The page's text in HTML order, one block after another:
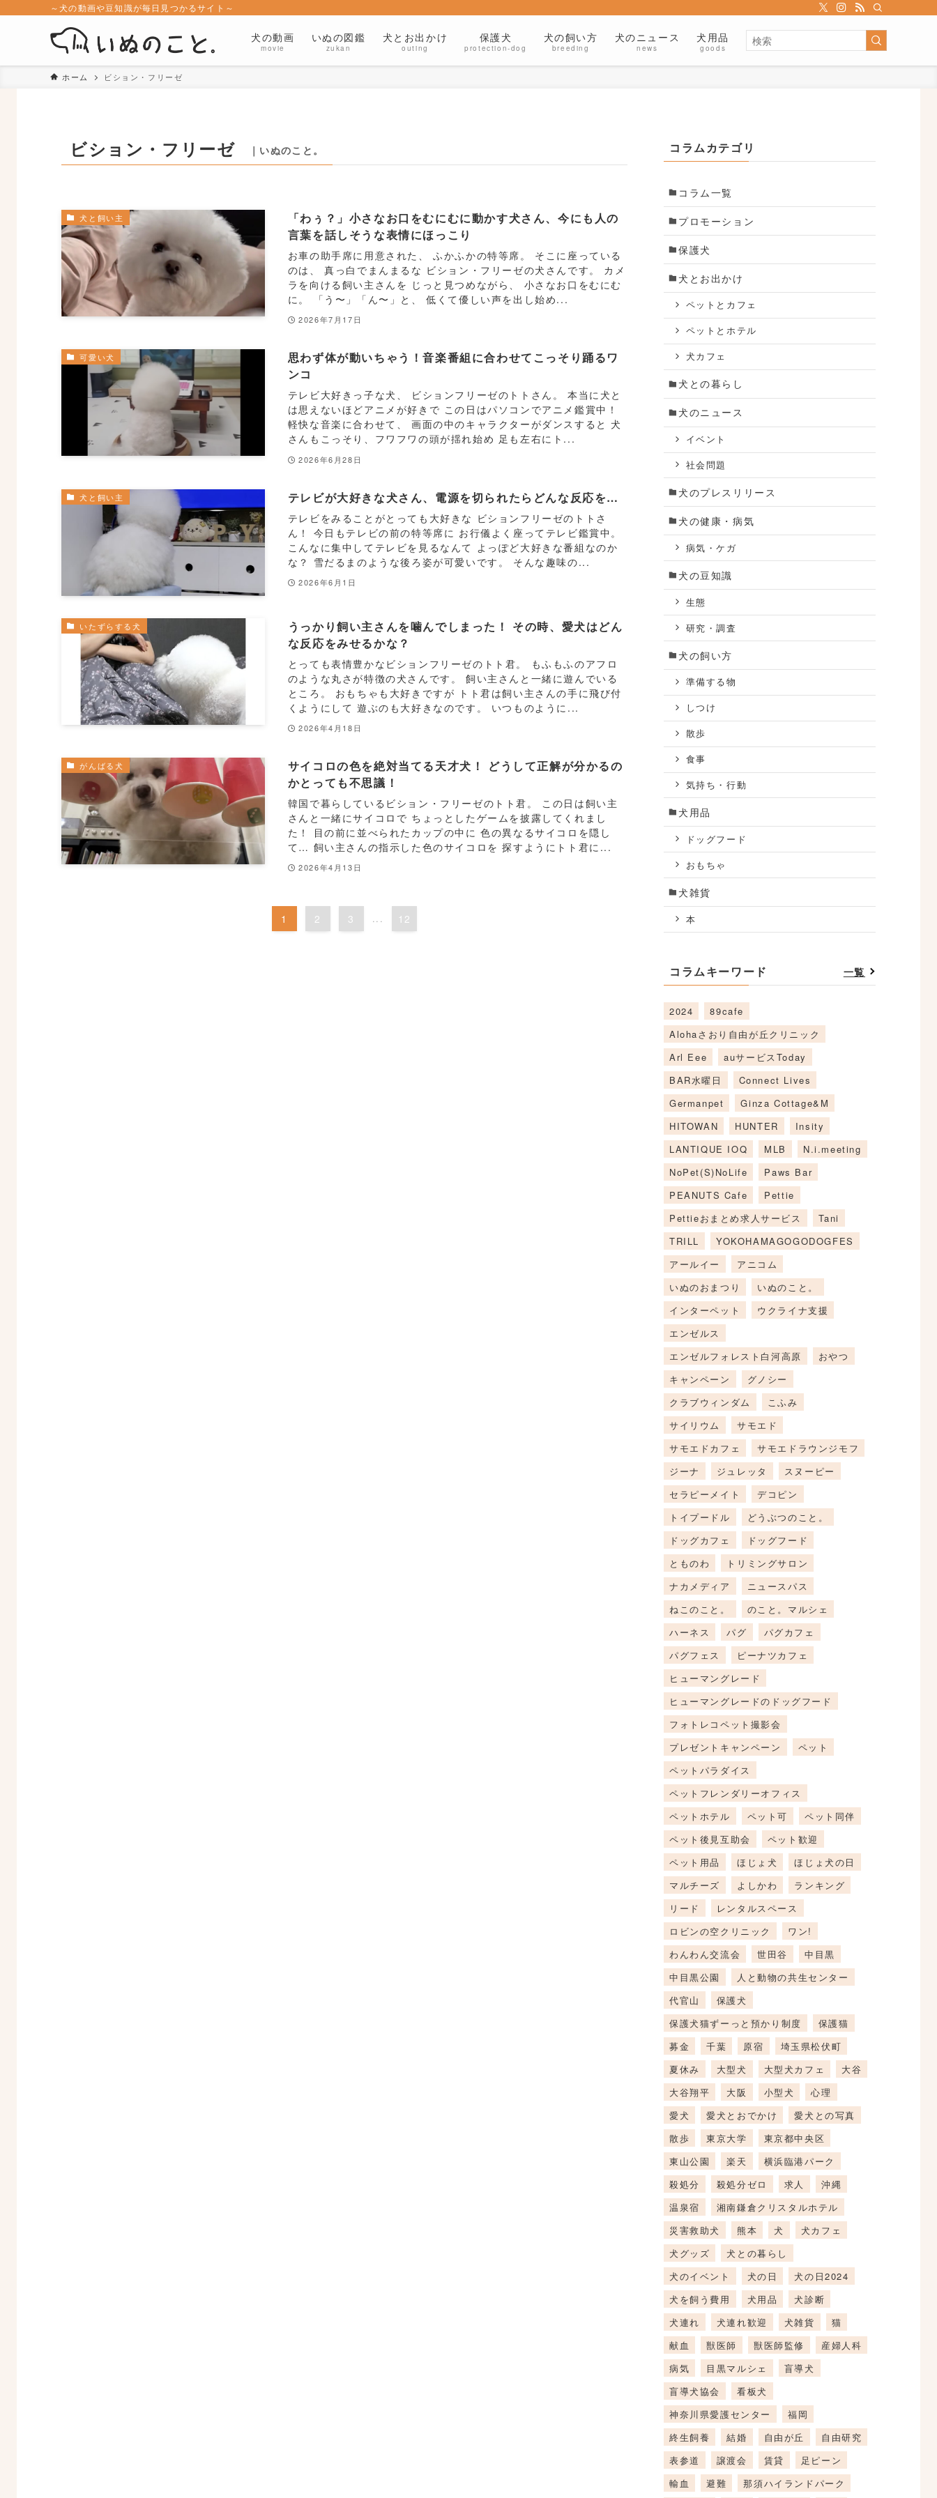
～犬の動画や豆知識が毎日見つかるサイト～
犬の動画
movie
いぬの図鑑
zukan
犬とお出かけ
outing
保護犬
protection-dog
犬の飼い方
breeding
犬のニュース
news
犬用品
goods
ホーム ビション・フリーゼ
ビション・フリーゼ ｜いぬのこと。
犬と飼い主
「わぅ？」小さなお口をむにむに動かす犬さん、今にも人の
言葉を話しそうな表情にほっこり
お車の助手席に用意された、 ふかふかの特等席。 そこに座っている
のは、 真っ白でまんまるな ビション・フリーゼの犬さんです。 カメ
ラを向ける飼い主さんを じっと見つめながら、 小さなお口をむにむ
に。 「う〜」「ん〜」と、 低くて優しい声を出し始め...
2026年7月17日
可愛い犬
思わず体が動いちゃう！音楽番組に合わせてこっそり踊るワ
ンコ
テレビ大好きっ子な犬、 ビションフリーゼのトトさん。 本当に犬と
は思えないほどアニメが好きで この日はパソコンでアニメ鑑賞中！
軽快な音楽に合わせて、 画面の中のキャラクターがダンスすると 犬
さんもこっそり、フワフワの頭が揺れ始め 足も左右にト...
2026年6月28日
犬と飼い主 テレビが大好きな犬さん、電源を切られたらどんな反応を…
テレビをみることがとっても大好きな ビションフリーゼのトトさ
ん！ 今日もテレビの前の特等席に お行儀よく座ってテレビ鑑賞中。
こんなに集中してテレビを見るなんて よっぽど大好きな番組なのか
な？ 雪だるまのような後ろ姿が可愛いです。 そんな趣味の...
2026年6月1日
いたずらする犬
うっかり飼い主さんを噛んでしまった！ その時、愛犬はどん
な反応をみせるかな？
とっても表情豊かなビションフリーゼのトト君。 もふもふのアフロ
のような丸さが特徴の犬さんです。 飼い主さんと一緒に遊んでいる
ところ。 おもちゃも大好きですが トト君は飼い主さんの手に飛び付
くようにして 遊ぶのも大好きなのです。 いつものように...
2026年4月18日
がんばる犬
サイコロの色を絶対当てる天才犬！ どうして正解が分かるの
かとっても不思議！
韓国で暮らしているビション・フリーゼのトト君。 この日は飼い主
さんと一緒にサイコロで ちょっとしたゲームを披露してくれまし
た！ 目の前に並べられたカップの中に 色の異なるサイコロを隠し
て… 飼い主さんの指示した色のサイコロを 探すようにトト君に...
2026年4月13日
1 2 3 ... 12
コラムカテゴリ
コラム一覧
プロモーション
保護犬
犬とお出かけ
ペットとカフェ
ペットとホテル
犬カフェ
犬との暮らし
犬のニュース
イベント
社会問題
犬のプレスリリース
犬の健康・病気
病気・ケガ
犬の豆知識
生態
研究・調査
犬の飼い方
準備する物
しつけ
散歩
食事
気持ち・行動
犬用品
ドッグフード
おもちゃ
犬雑貨
本
コラムキーワード 一覧
2024
89cafe
Alohaさおり自由が丘クリニック
Arl Eee
auサービスToday
BAR水曜日
Connect Lives
Germanpet
Ginza Cottage&M
HITOWAN
HUNTER
Insity
LANTIQUE IOQ
MLB
N.i.meeting
NoPet(S)NoLife
Paws Bar
PEANUTS Cafe
Pettie
Pettieおまとめ求人サービス
Tani
TRILL
YOKOHAMAGOGODOGFES
アールイー
アニコム
いぬのおまつり
いぬのこと。
インターペット
ウクライナ支援
エンゼルス
エンゼルフォレスト白河高原
おやつ
キャンペーン
グノシー
クラブウィンダム
こふみ
サイリウム
サモエド
サモエドカフェ
サモエドラウンジモフ
ジーナ
ジュレッタ
スヌーピー
セラピーメイト
デコピン
トイプードル
どうぶつのこと。
ドッグカフェ
ドッグフード
とものわ
トリミングサロン
ナカメディア
ニュースパス
ねこのこと。
のこと。マルシェ
ハーネス
パグ
パグカフェ
パグフェス
ピーナツカフェ
ヒューマングレード
ヒューマングレードのドッグフード
フォトレコペット撮影会
プレゼントキャンペーン
ペット
ペットパラダイス
ペットフレンダリーオフィス
ペットホテル
ペット可
ペット同伴
ペット後見互助会
ペット歓迎
ペット用品
ほじょ犬
ほじょ犬の日
マルチーズ
よしかわ
ランキング
リード
レンタルスペース
ロビンの空クリニック
ワン!
わんわん交流会
世田谷
中目黒
中目黒公園
人と動物の共生センター
代官山
保護犬
保護犬猫ずーっと預かり制度
保護猫
募金
千葉 原宿
埼玉県松伏町
夏休み
大型犬 大型犬カフェ
大谷
大谷翔平
大阪 小型犬
心理
愛犬
愛犬とおでかけ
愛犬との写真
散歩
東京大学
東京都中央区
東山公園
楽天
横浜臨港パーク
殺処分
殺処分ゼロ 求人
沖縄
温泉宿
湘南鎌倉クリスタルホテル
災害救助犬
熊本 犬
犬カフェ
犬グッズ
犬との暮らし
犬のイベント
犬の日
犬の日2024
犬を飼う費用
犬用品
犬診断
犬連れ
犬連れ歓迎 犬雑貨
猫
献血
獣医師 獣医師監修
産婦人科
病気
目黒マルシェ
盲導犬
盲導犬協会
看板犬
神奈川県愛護センター
福岡
終生飼養
結婚 自由が丘
自由研究
表参道
譲渡会 賃貸
足ピーン
輸血
避難 那須ハイランドパーク